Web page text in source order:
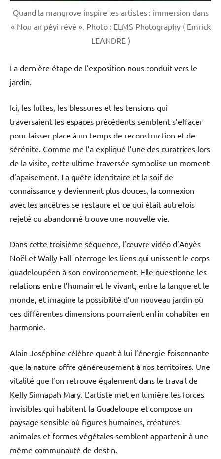
Quand la mangrove inspire les artistes : immersion dans
« Nou an péyi révé ». Photo : ELMS Photography ( Emrick
LEANDRE )
La dernière étape de l’exposition nous conduit vers le
jardin.
Ici, les luttes, les blessures et les tensions qui
traversaient les espaces précédents semblent s’effacer
pour laisser place à un temps de reconstruction et de
sérénité. Comme me l’a expliqué l’une des curatrices lors
de la visite, cette ultime traversée symbolise un moment
d’apaisement. La quête identitaire et la soif de
connaissance y deviennent plus douces, la connexion
avec les ancêtres se restaure et ce qui était autrefois
rejeté ou abandonné trouve une nouvelle vie.
Dans cette troisième séquence, l’œuvre vidéo d’Anyès
Noël et Wally Fall interroge les liens qui unissent le corps
guadeloupéen à son environnement. Elle questionne les
relations entre l’humain et le vivant, entre la langue et le
monde, et imagine la possibilité d’un nouveau jardin où
ces différentes dimensions pourraient enfin cohabiter en
harmonie.
Alain Joséphine célèbre quant à lui l’énergie foisonnante
que la nature offre généreusement à nos territoires. Une
vitalité que l’on retrouve également dans le travail de
Kelly Sinnapah Mary. L’artiste met en lumière les forces
invisibles qui habitent la Guadeloupe et compose un
paysage sensible où figures humaines, créatures
animales et formes végétales semblent appartenir à une
même communauté de destin.